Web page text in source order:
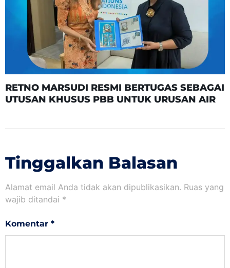
RETNO MARSUDI RESMI BERTUGAS SEBAGAI
UTUSAN KHUSUS PBB UNTUK URUSAN AIR
Tinggalkan Balasan
Alamat email Anda tidak akan dipublikasikan. Ruas yang
wajib ditandai *
Komentar *